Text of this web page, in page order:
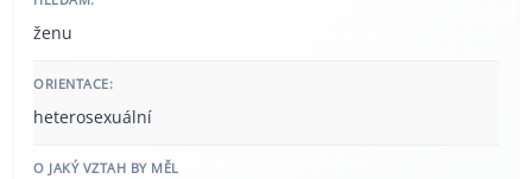
ženu
ORIENTACE:
heterosexuální
O JAKÝ VZTAH BY MĚL